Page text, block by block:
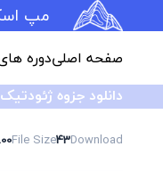
مپ
صفحه اصلیدوره
دانلود جزوه
Download
43
File Size
KB